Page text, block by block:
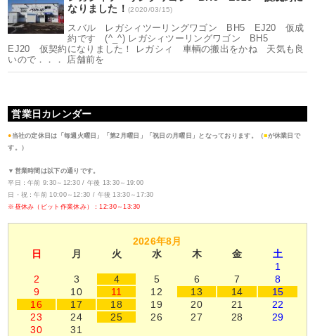
なりました！(2020/03/15)
スバル レガシィツーリングワゴン BH5 EJ20 仮成
約です (^_^) レガシィツーリングワゴン BH5
EJ20 仮契約になりました！ レガシィ 車輌の搬出をかね 天気も良
いので．．． 店舗前を
営業日カレンダー
● 当社の定休日は「毎週火曜日」「第2月曜日」「祝日の月曜日」となっております。（■が休業日で
す。）
▼営業時間は以下の通りです。
平日：午前 9:30～12:30 / 午後 13:30～19:00
日・祝：午前 10:00～12:30 / 午後 13:30～17:30
※昼休み（ピット作業休み）：12:30～13:30
2026年8月
日
月 火 水 木 金
土
1
2
3 4 5 6 7
8
9
10 11 12 13 14
15
16
17 18 19 20 21
22
23
24 25 26 27 28
29
30
31